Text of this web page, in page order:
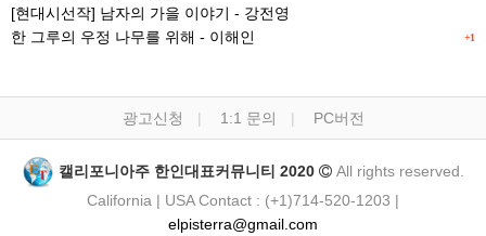
[현대시선작] 남자의 가을 이야기 - 강전영
+1
한 그루의 우정 나무를 위해 - 이해인
광고신청 1:1 문의 PC버전
캘리포니아주 한인대표커뮤니티 2020
All rights reserved.
California | USA Contact : (+1)714-520-1203 |
elpisterra@gmail.com